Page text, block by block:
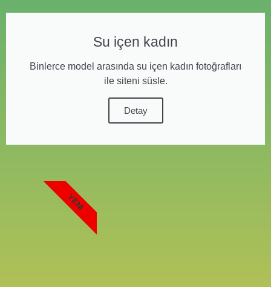
Su içen kadın
Binlerce model arasında su içen kadın fotoğrafları
ile siteni süsle.
Detay
YENI